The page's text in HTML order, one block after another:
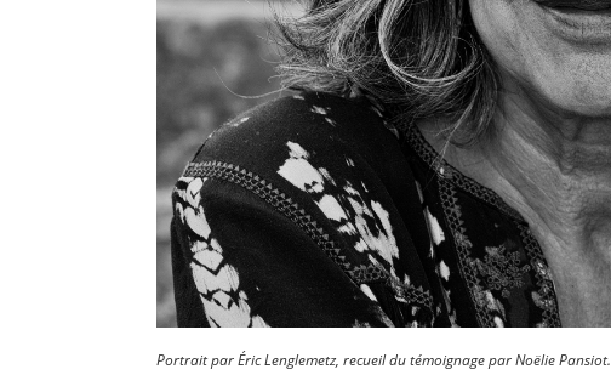
Portrait par Éric Lenglemetz, recueil du témoignage par Noëlie Pansiot.